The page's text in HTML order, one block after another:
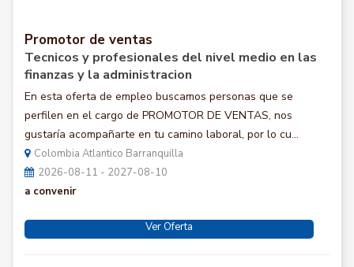
Promotor de ventas
Tecnicos y profesionales del nivel medio en las
finanzas y la administracion
En esta oferta de empleo buscamos personas que se
perfilen en el cargo de PROMOTOR DE VENTAS, nos
gustaría acompañarte en tu camino laboral, por lo cu...
Colombia Atlantico Barranquilla
2026-08-11 - 2027-08-10
a convenir
Ver Oferta